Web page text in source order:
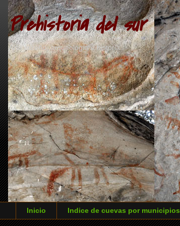
Prehistoria del sur
Arte sureño, arqueología e historia
Inicio Indice de cuevas por municipios